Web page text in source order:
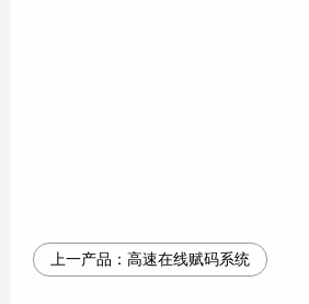
上一产品： 高速在线赋码系统